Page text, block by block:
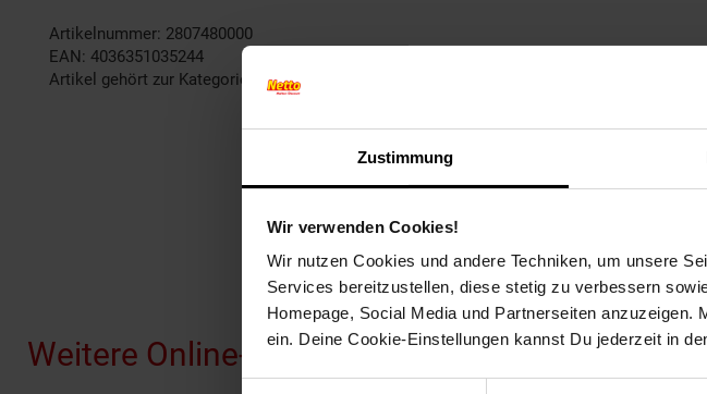
Zustimmung
Wir verwenden Cookies!
Wir nutzen Cookies und andere Techniken, um unsere
Services bereitzustellen, diese stetig zu verbessern
Homepage, Social Media und Partnerseiten anzuzeigen.
ein. Deine Cookie-Einstellungen kannst Du jederzeit in
Artikelnummer: 2807480000
EAN: 4036351035244
Artikel gehört zur Kategorie:
Weiteres Werkzeug
Weitere Online-Angebote